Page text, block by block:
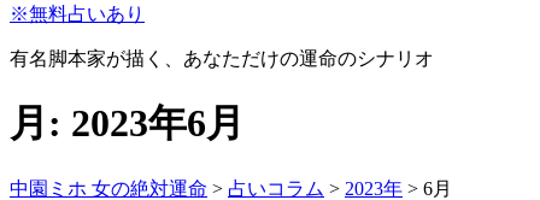
※無料占いあり
有名脚本家が描く、あなただけの運命のシナリオ
月: 2023年6月
中園ミホ 女の絶対運命 > 占いコラム > 2023年 > 6月